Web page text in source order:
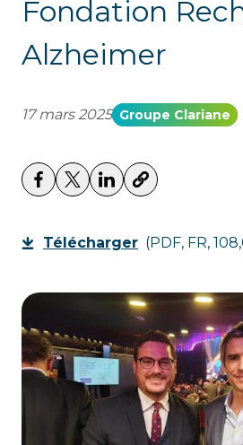
Fondation
Alzheimer
17 mars 2025 Groupe Clariane
Télécharger (PDF, FR,